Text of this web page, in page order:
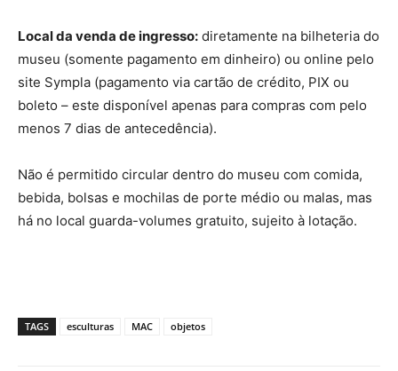
Local da venda de ingresso: diretamente na bilheteria do
museu (somente pagamento em dinheiro) ou online pelo
site Sympla (pagamento via cartão de crédito, PIX ou
boleto – este disponível apenas para compras com pelo
menos 7 dias de antecedência).
Não é permitido circular dentro do museu com comida,
bebida, bolsas e mochilas de porte médio ou malas, mas
há no local guarda-volumes gratuito, sujeito à lotação.
TAGS esculturas MAC objetos